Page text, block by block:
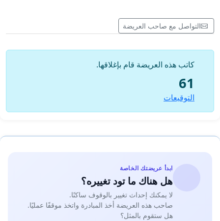
التواصل مع صاحب العريضة
كاتب هذه العريضة قام بإغلاقها.
61
التوقيعات
ابدأ عريضتك الخاصة
هل هناك ما تود تغييره؟
لا يمكنك إحداث تغيير بالوقوف ساكنًا.
صاحب هذه العريضة أخذ المبادرة واتخذ موقفًا عمليًا.
هل ستقوم بالمثل؟